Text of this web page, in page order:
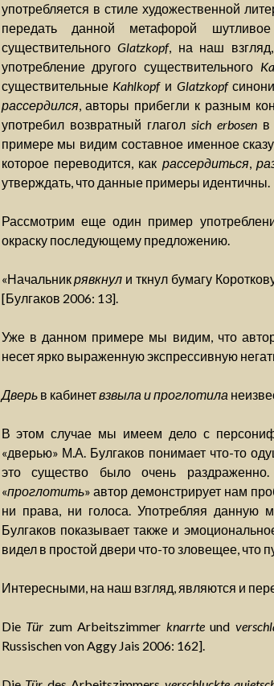
употребляется в стиле художественной
передать данной метафорой
существительногоGlatzkopf, на наш
употребление другого существительного
существительные Kahlkopfи Glatzkopf
рассердился, авторы прибегли к разным
употребил возвратный глагол sich erbosenв
примере мы видим составное именное
которое переводится, как рассердиться,
утверждать, что данные примеры идентичны.
Рассмотрим еще один пример
окраску последующему предложению.
«Начальникрявкнул и ткнул бумагу
[Булгаков 2006: 13].
Уже в данном примере мы видим, что автор
несет ярко выраженную экспрессивную
Дверьв кабинетвзвыла и проглотила
В этом случае мы имеем дело с
«дверью» М.А. Булгаков понимает что-то
это существо было очень
«проглотить» автор демонстрирует нам
ни права, ни голоса. Употребляя данную
Булгаков показывает также и
видел в простой двери что-то зловещее, что
Интересными, на наш взгляд, являются и
Die Tür zum Arbeitszimmer knarrteund
Russischen von Aggy Jais 2006: 162].